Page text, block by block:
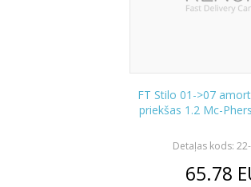
FT Stilo 01->07
priekšas 1.2 Mc-
Detaļas kods:
65.78